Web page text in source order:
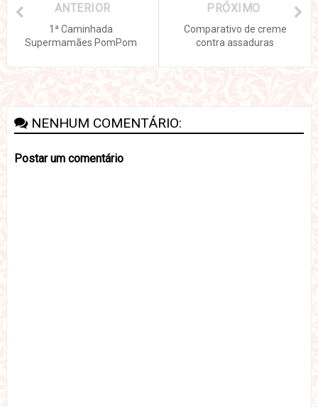
PRÓXIMO
Comparativo de creme
contra assaduras
ANTERIOR
1ª Caminhada
Supermamães PomPom
NENHUM COMENTÁRIO:
Postar um comentário